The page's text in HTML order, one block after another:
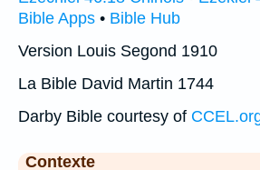
Bible Apps • Bible Hub
Version Louis Segond 1910
La Bible David Martin 1744
Darby Bible courtesy of
Contexte